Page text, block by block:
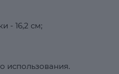
- 16,2 см;
использования.